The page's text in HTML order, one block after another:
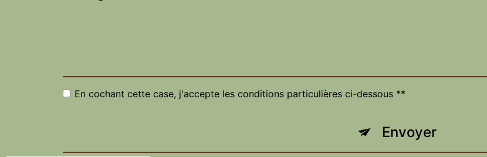
En cochant cette case, j'accepte les conditions particulières ci-dessous **
Envoyer